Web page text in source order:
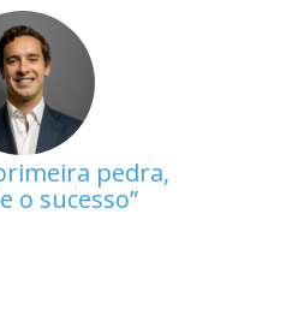
pedra,
o sucesso